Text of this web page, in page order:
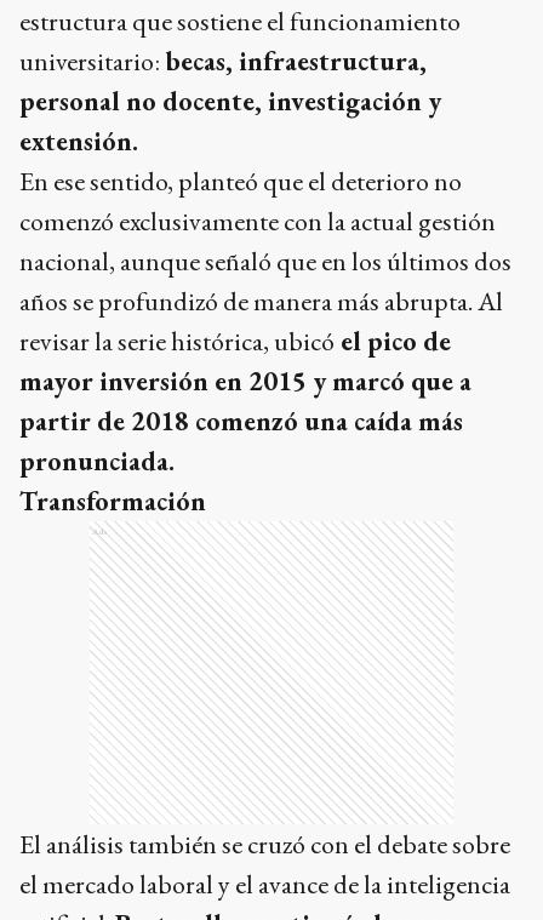
estructura que sostiene el funcionamiento
universitario: becas, infraestructura,
personal no docente, investigación y
extensión.
En ese sentido, planteó que el deterioro no
comenzó exclusivamente con la actual gestión
nacional, aunque señaló que en los últimos dos
años se profundizó de manera más abrupta. Al
revisar la serie histórica, ubicó el pico de
mayor inversión en 2015 y marcó que a
partir de 2018 comenzó una caída más
pronunciada.
Transformación
Ads
El análisis también se cruzó con el debate sobre
el mercado laboral y el avance de la inteligencia